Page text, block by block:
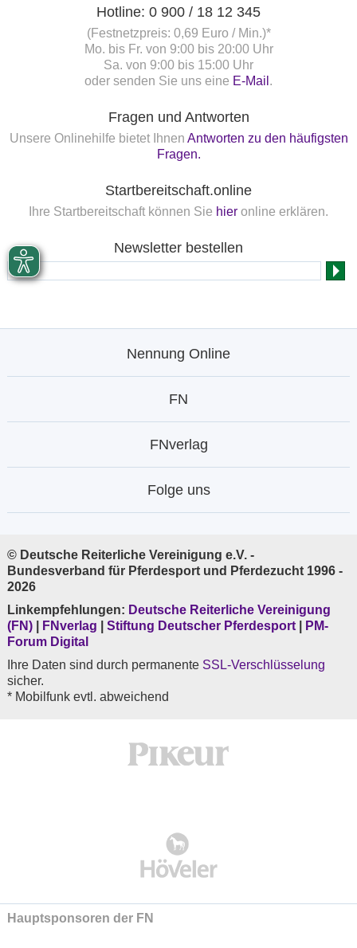
Hotline: 0 900 / 18 12 345
(Festnetzpreis: 0,69 Euro / Min.)*
Mo. bis Fr. von 9:00 bis 20:00 Uhr
Sa. von 9:00 bis 15:00 Uhr
oder senden Sie uns eine E-Mail .
Fragen und Antworten
Unsere Onlinehilfe bietet Ihnen Antworten zu den häufigsten
Fragen.
Startbereitschaft.online
Ihre Startbereitschaft können Sie hier online erklären.
Newsletter bestellen
Nennung Online
FN
FNverlag
Folge uns
© Deutsche Reiterliche Vereinigung e.V. -
Bundesverband für Pferdesport und Pferdezucht 1996 -
2026
Linkempfehlungen: Deutsche Reiterliche Vereinigung
(FN)
FNverlag Stiftung Deutscher Pferdesport
PM-
Forum Digital
Ihre Daten sind durch permanente SSL-Verschlüsselung
sicher.
* Mobilfunk evtl. abweichend
Hauptsponsoren der FN